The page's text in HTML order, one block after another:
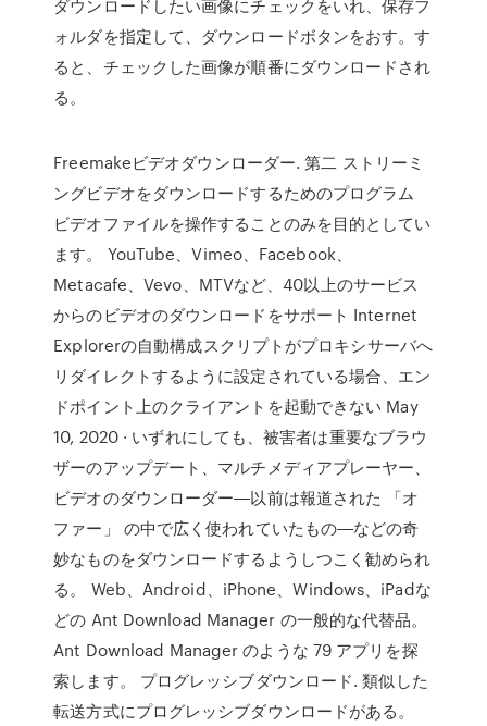
ダウンロードしたい画像にチェックをいれ、保存フ
ォルダを指定して、ダウンロードボタンをおす。す
ると、チェックした画像が順番にダウンロードされ
る。
Freemakeビデオダウンローダー. 第二 ストリーミ
ングビデオをダウンロードするためのプログラム
ビデオファイルを操作することのみを目的としてい
ます。 YouTube、Vimeo、Facebook、
Metacafe、Vevo、MTVなど、40以上のサービス
からのビデオのダウンロードをサポート Internet
Explorerの自動構成スクリプトがプロキシサーバへ
リダイレクトするように設定されている場合、エン
ドポイント上のクライアントを起動できない May
10, 2020 · いずれにしても、被害者は重要なブラウ
ザーのアップデート、マルチメディアプレーヤー、
ビデオのダウンローダー―以前は報道された 「オ
ファー」 の中で広く使われていたもの―などの奇
妙なものをダウンロードするようしつこく勧められ
る。 Web、Android、iPhone、Windows、iPadな
どの Ant Download Manager の一般的な代替品。
Ant Download Manager のような 79 アプリを探
索します。 プログレッシブダウンロード. 類似した
転送方式にプログレッシブダウンロードがある。